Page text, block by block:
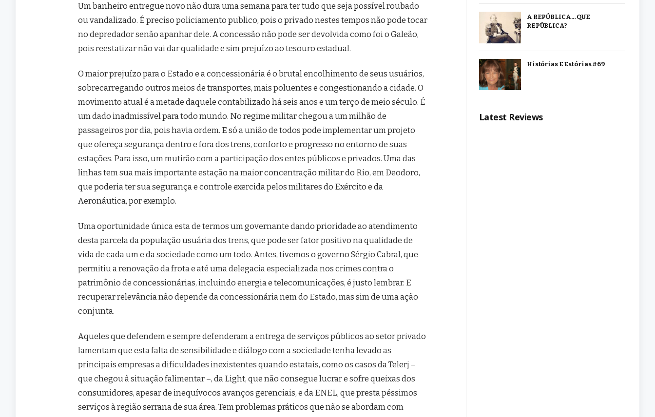
Um banheiro entregue novo não dura uma semana para ter tudo que seja possível roubado
ou vandalizado. É preciso policiamento publico, pois o privado nestes tempos não pode tocar
no depredador senão apanhar dele. A concessão não pode ser devolvida como foi o Galeão,
pois reestatizar não vai dar qualidade e sim prejuízo ao tesouro estadual.
O maior prejuízo para o Estado e a concessionária é o brutal encolhimento de seus usuários,
sobrecarregando outros meios de transportes, mais poluentes e congestionando a cidade. O
movimento atual é a metade daquele contabilizado há seis anos e um terço de meio século. É
um dado inadmissível para todo mundo. No regime militar chegou a um milhão de
passageiros por dia, pois havia ordem. E só a união de todos pode implementar um projeto
que ofereça segurança dentro e fora dos trens, conforto e progresso no entorno de suas
estações. Para isso, um mutirão com a participação dos entes públicos e privados. Uma das
linhas tem sua mais importante estação na maior concentração militar do Rio, em Deodoro,
que poderia ter sua segurança e controle exercida pelos militares do Exército e da
Aeronáutica, por exemplo.
Uma oportunidade única esta de termos um governante dando prioridade ao atendimento
desta parcela da população usuária dos trens, que pode ser fator positivo na qualidade de
vida de cada um e da sociedade como um todo. Antes, tivemos o governo Sérgio Cabral, que
permitiu a renovação da frota e até uma delegacia especializada nos crimes contra o
patrimônio de concessionárias, incluindo energia e telecomunicações, é justo lembrar. E
recuperar relevância não depende da concessionária nem do Estado, mas sim de uma ação
conjunta.
Aqueles que defendem e sempre defenderam a entrega de serviços públicos ao setor privado
lamentam que esta falta de sensibilidade e diálogo com a sociedade tenha levado as
principais empresas a dificuldades inexistentes quando estatais, como os casos da Telerj –
que chegou à situação falimentar –, da Light, que não consegue lucrar e sofre queixas dos
consumidores, apesar de inequívocos avanços gerenciais, e da ENEL, que presta péssimos
serviços à região serrana de sua área. Tem problemas práticos que não se abordam com
A REPÚBLICA… QUE
REPÚBLICA?
Histórias E Estórias #69
Latest Reviews